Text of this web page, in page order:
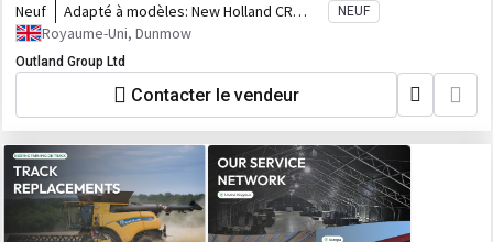
Neuf Adapté à modèles: New Holland CR
Combines
NEUF
Royaume-Uni, Dunmow
Outland Group Ltd
Contacter le vendeur